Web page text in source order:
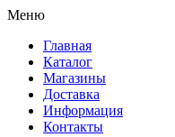
Меню
Главная
Каталог
Магазины
Доставка
Информация
Контакты